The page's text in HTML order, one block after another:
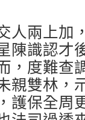
人兩上加
陳識認才
，度難查
親雙林，
護保全周